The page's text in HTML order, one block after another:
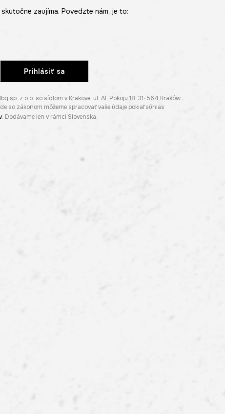
zaujíma. Povedzte nám, je to:
Prihlásiť sa
z o.o. so sídlom v Krakove, ul. Al. Pokoju 18, 31-564 Kraków.
so zákonom môžeme spracovať vaše údaje pokiaľ súhlas
. Dodávame len v rámci Slovenska.